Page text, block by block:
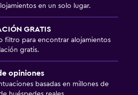
en un solo lugar.
GRATIS
filtro para encontrar alojamientos
gratis.
opiniones
basadas en millones de